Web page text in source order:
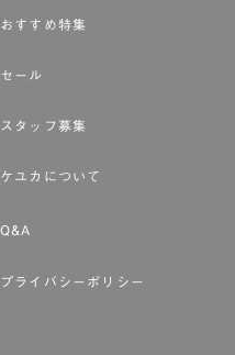
途指定する方法に従って
その登録を取り消すこと
は、その登録を拒否し、
旦なされた登録を取り消
おすすめ特集
セール
スタッフ募集
ケユカについて
Q&A
プライバシーポリシー